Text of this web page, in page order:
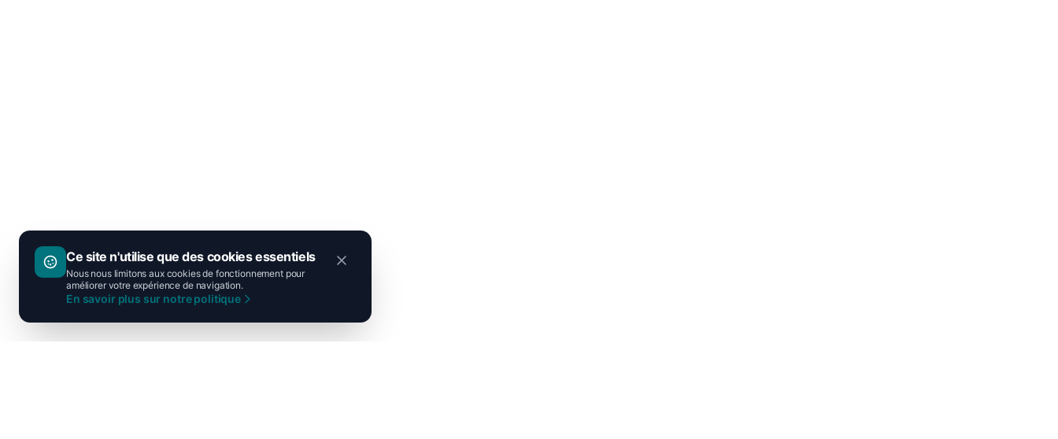
Ce site n'utilise que des cookies essentiels
Nous nous limitons aux cookies de fonctionnement pour
améliorer votre expérience de navigation.
En savoir plus sur notre politique